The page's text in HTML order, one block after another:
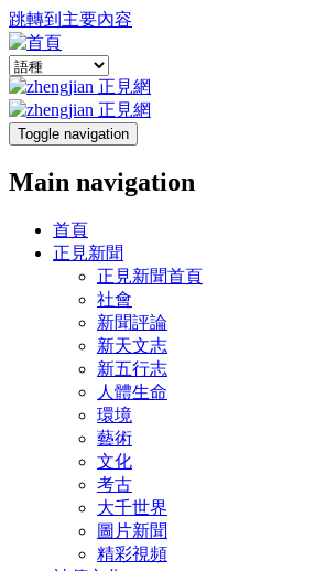
跳轉到主要內容
Toggle navigation
Main navigation
首頁
正見新聞
正見新聞首頁
社會
新聞評論
新天文志
新五行志
人體生命
環境
藝術
文化
考古
大千世界
圖片新聞
精彩視頻